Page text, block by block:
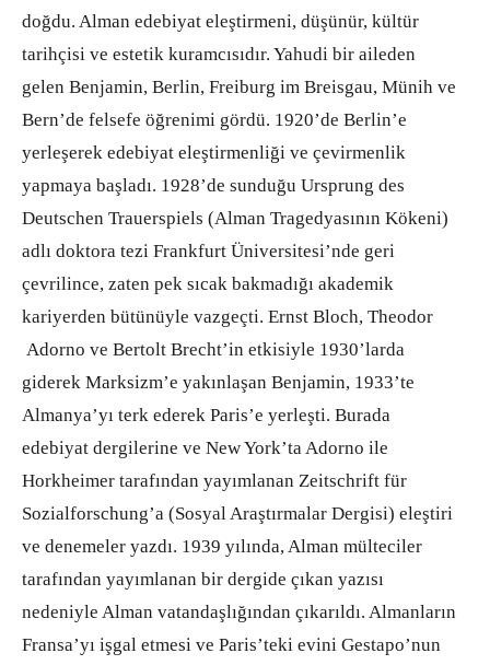
doğdu. Alman edebiyat eleştirmeni, düşünür, kültür
tarihçisi ve estetik kuramcısıdır. Yahudi bir aileden
gelen Benjamin, Berlin, Freiburg im Breisgau, Münih ve
Bern’de felsefe öğrenimi gördü. 1920’de Berlin’e
yerleşerek edebiyat eleştirmenliği ve çevirmenlik
yapmaya başladı. 1928’de sunduğu Ursprung des
Deutschen Trauerspiels (Alman Tragedyasının Kökeni)
adlı doktora tezi Frankfurt Üniversitesi’nde geri
çevrilince, zaten pek sıcak bakmadığı akademik
kariyerden bütünüyle vazgeçti. Ernst Bloch, Theodor
Adorno ve Bertolt Brecht’in etkisiyle 1930’larda
giderek Marksizm’e yakınlaşan Benjamin, 1933’te
Almanya’yı terk ederek Paris’e yerleşti. Burada
edebiyat dergilerine ve New York’ta Adorno ile
Horkheimer tarafından yayımlanan Zeitschrift für
Sozialforschung’a (Sosyal Araştırmalar Dergisi) eleştiri
ve denemeler yazdı. 1939 yılında, Alman mülteciler
tarafından yayımlanan bir dergide çıkan yazısı
nedeniyle Alman vatandaşlığından çıkarıldı. Almanların
Fransa’yı işgal etmesi ve Paris’teki evini Gestapo’nun